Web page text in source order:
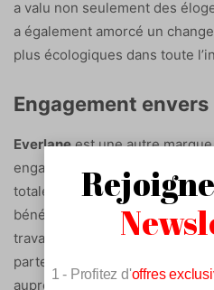
a valu non seulement des
a également amorcé un
plus écologiques dans toute
Engagement
Everlaneest une autre marque
engagement éthique.
totale sur ses coûts de
bénéficiaires. De plus, elle
travail respectueuses et justes
partenaires, renforçant ainsi
auprès d’une clientèle
1 - Profitez d'offres